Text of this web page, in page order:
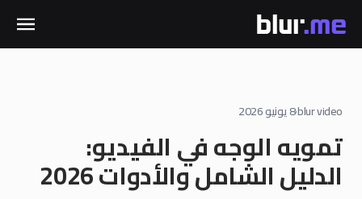
blur video
·8 يونيو 2026
تمويه الوجه في الفيديو:
الدليل الشامل والأدوات 2026